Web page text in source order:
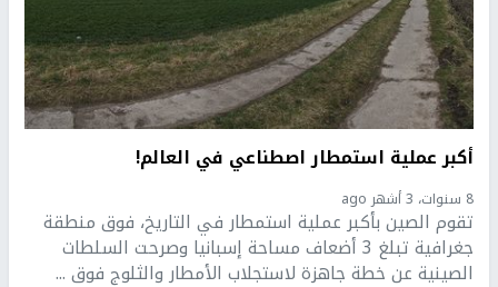
أكبر عملية استمطار اصطناعي في العالم!
8 سنوات، 3 أشهر ago
تقوم الصين بأكبر عملية استمطار في التاريخ، فوق منطقة
جغرافية تبلغ 3 أضعاف مساحة إسبانيا وصرحت السلطات
الصينية عن خطة جاهزة لاستجلاب الأمطار والثلوج فوق ...